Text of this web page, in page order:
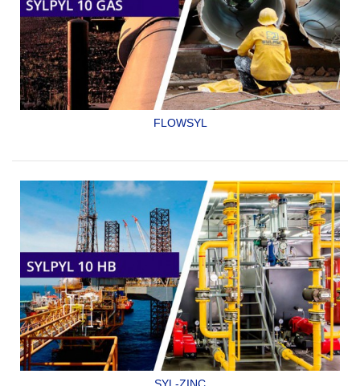
FLOWSYL
NRF-053-PEMEX-2006
SYLPYL 10 GAS